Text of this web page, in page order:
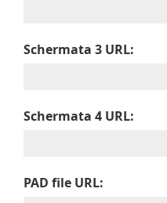
Schermata 3 URL:
Schermata 4 URL:
PAD file URL: